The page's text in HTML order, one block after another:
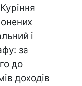
і
за
до
доходів